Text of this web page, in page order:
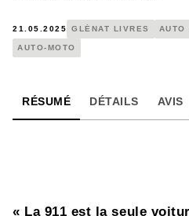
21.05.2025 GLÉNAT LIVRES AUTO
AUTO-MOTO
RÉSUMÉ DÉTAILS AVIS
« La 911 est la seule